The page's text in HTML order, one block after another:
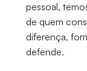
pessoal,
de quem
diferença,
defende.